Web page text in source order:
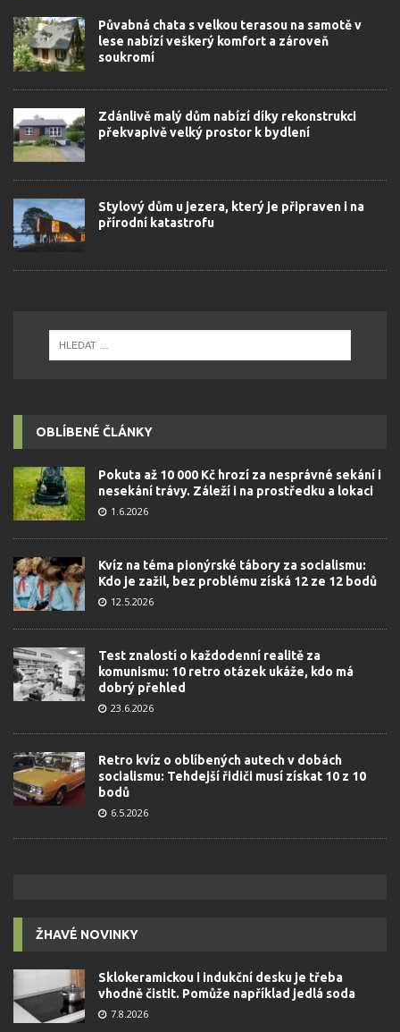
Půvabná chata s velkou terasou na samotě v
lese nabízí veškerý komfort a zároveň
soukromí
Zdánlivě malý dům nabízí díky rekonstrukci
překvapivě velký prostor k bydlení
Stylový dům u jezera, který je připraven i na
přírodní katastrofu
OBLÍBENÉ ČLÁNKY
Pokuta až 10 000 Kč hrozí za nesprávné sekání i
nesekání trávy. Záleží i na prostředku a lokaci
1.6.2026
Kvíz na téma pionýrské tábory za socialismu:
Kdo je zažil, bez problému získá 12 ze 12 bodů
12.5.2026
Test znalostí o každodenní realitě za
komunismu: 10 retro otázek ukáže, kdo má
dobrý přehled
23.6.2026
Retro kvíz o oblíbených autech v dobách
socialismu: Tehdejší řidiči musí získat 10 z 10
bodů
6.5.2026
ŽHAVÉ NOVINKY
Sklokeramickou i indukční desku je třeba
vhodně čistit. Pomůže například jedlá soda
7.8.2026